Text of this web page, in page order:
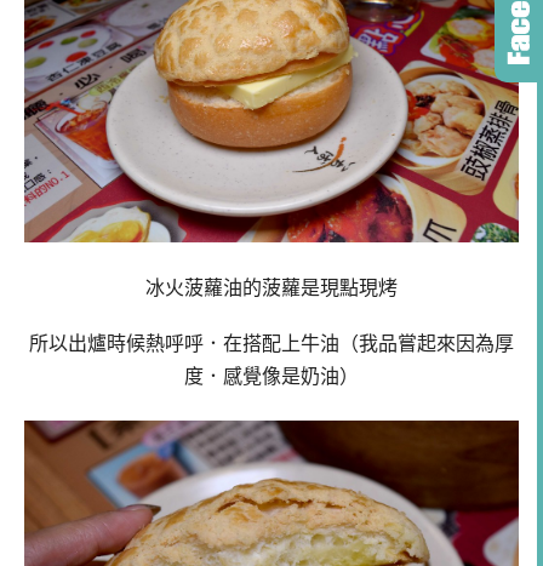
冰火菠蘿油的菠蘿是現點現烤
所以出爐時候熱呼呼．在搭配上牛油（我品嘗起來因為厚
度．感覺像是奶油）